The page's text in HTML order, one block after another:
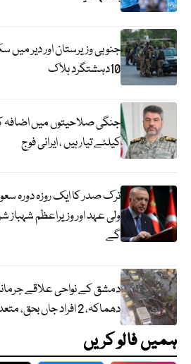
جنوبی وزیرستان اور دیر میں
10دہشتگرد ہلاک
جنگی صلاحیتوں میں اضافہ
کیلئے تیار ہیں ، ایرانی فوج
ترک صدر کا ایک روزہ دورہ
ولی عہد اور وزیراعظم
گے
دمشق کے نواحی علاقے
دھماکہ، 2 افراد جاں بحق، متعدد زخمی
ہمیں فالو کریں